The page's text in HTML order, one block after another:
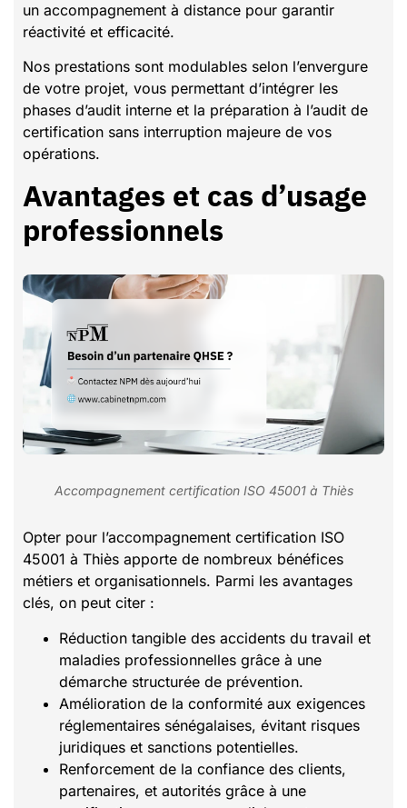
un accompagnement à distance pour garantir
réactivité et efficacité.
Nos prestations sont modulables selon l’envergure
de votre projet, vous permettant d’intégrer les
phases d’audit interne et la préparation à l’audit de
certification sans interruption majeure de vos
opérations.
Avantages et cas d’usage
professionnels
Accompagnement certification ISO 45001 à Thiès
Opter pour l’accompagnement certification ISO
45001 à Thiès apporte de nombreux bénéfices
métiers et organisationnels. Parmi les avantages
clés, on peut citer :
Réduction tangible des accidents du travail et
maladies professionnelles grâce à une
démarche structurée de prévention.
Amélioration de la conformité aux exigences
réglementaires sénégalaises, évitant risques
juridiques et sanctions potentielles.
Renforcement de la confiance des clients,
partenaires, et autorités grâce à une